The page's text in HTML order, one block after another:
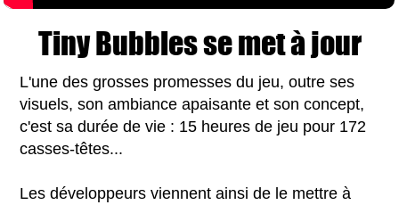
Tiny Bubbles se met à jour
L'une des grosses promesses du jeu, outre ses
visuels, son ambiance apaisante et son concept,
c'est sa durée de vie : 15 heures de jeu pour 172
casses-têtes...
Les développeurs viennent ainsi de le mettre à